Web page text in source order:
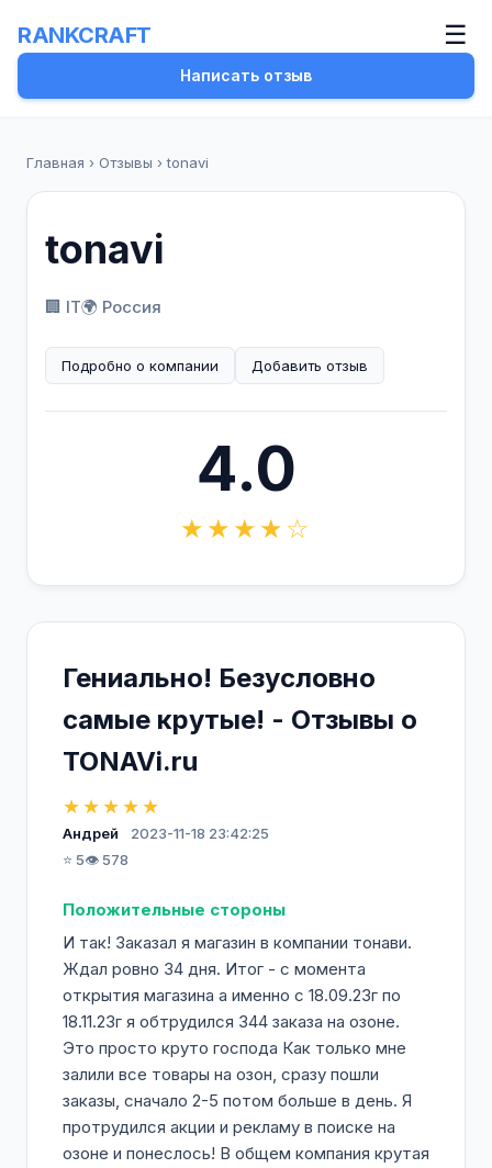
RANKCRAFT ☰
Написать отзыв
Главная › Отзывы ›tonavi
tonavi
🏢 IT🌍 Россия
Подробно о компании Добавить отзыв
4.0
★★★★☆
Гениально! Безусловно
самые крутые! - Отзывы о
TONAVi.ru
★★★★★
Андрей
2023-11-18 23:42:25
⭐ 5👁️ 578
Положительные стороны
И так! Заказал я магазин в компании тонави.
Ждал ровно 34 дня. Итог - с момента
открытия магазина а именно с 18.09.23г по
18.11.23г я обтрудился 344 заказа на озоне.
Это просто круто господа Как только мне
залили все товары на озон, сразу пошли
заказы, сначало 2-5 потом больше в день. Я
протрудился акции и рекламу в поиске на
озоне и понеслось! В общем компания крутая